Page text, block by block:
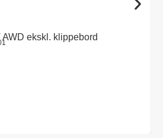
ekskl. klippebord